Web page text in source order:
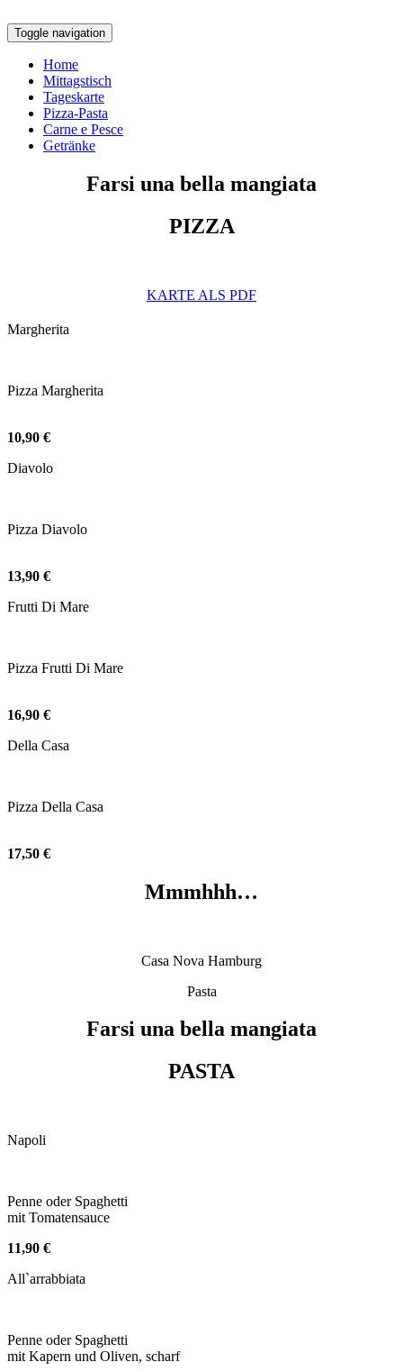
Toggle navigation
Home
Mittagstisch
Tageskarte
Pizza-Pasta
Carne e Pesce
Getränke
Farsi una bella mangiata
PIZZA
KARTE ALS PDF
Margherita
Pizza Margherita
10,90 €
Diavolo
Pizza Diavolo
13,90 €
Frutti Di Mare
Pizza Frutti Di Mare
16,90 €
Della Casa
Pizza Della Casa
17,50 €
Mmmhhh…
Casa Nova Hamburg
Pasta
Farsi una bella mangiata
PASTA
Napoli
Penne oder Spaghetti
mit Tomatensauce
11,90 €
All`arrabbiata
Penne oder Spaghetti
mit Kapern und Oliven, scharf